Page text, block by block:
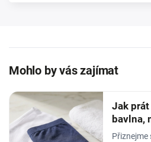
Mohlo by vás zajímat
Jak
bavlna,
aby
Přiznejme